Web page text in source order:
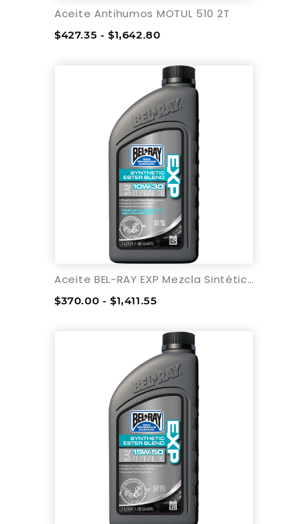
Aceite Antihumos MOTUL 510 2T
$427.35 - $1,642.80
Aceite BEL-RAY EXP Mezcla Sintética
$370.00 - $1,411.55